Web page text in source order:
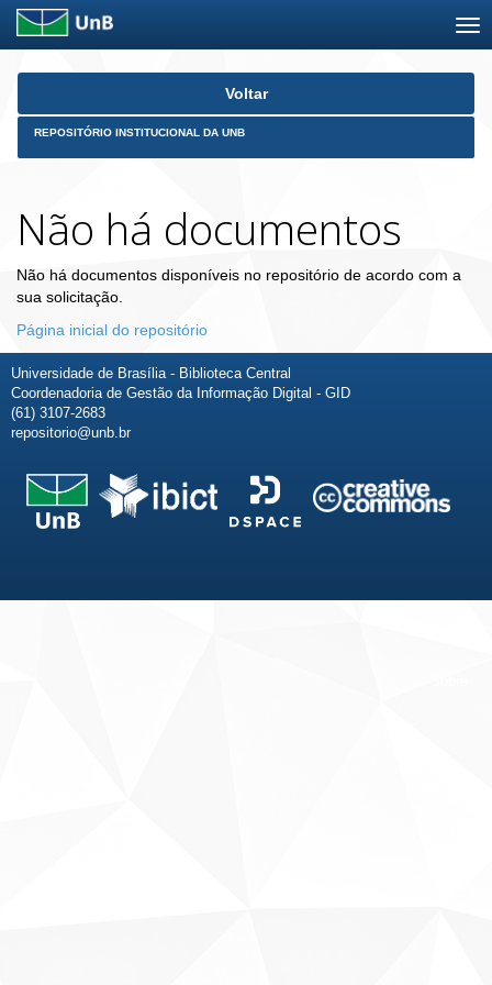
Skip
Voltar
REPOSITÓRIO INSTITUCIONAL DA UNB
Não há documentos
Não há documentos disponíveis no repositório de acordo com a
sua solicitação.
Página inicial do repositório
Universidade de Brasília - Biblioteca Central
Coordenadoria de Gestão da Informação Digital - GID
(61) 3107-2683
repositorio@unb.br